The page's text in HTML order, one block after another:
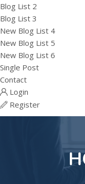
Blog List 2
Blog List 3
New Blog List 4
New Blog List 5
New Blog List 6
Single Post
Contact
Login
Register